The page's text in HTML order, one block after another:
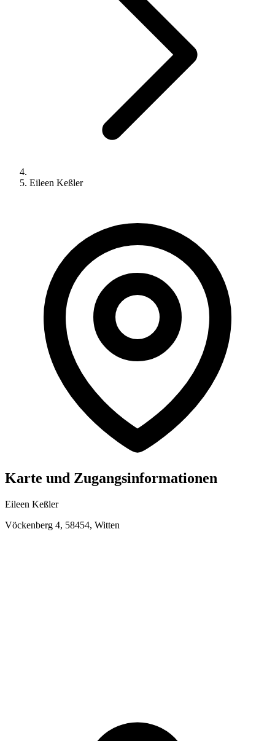
Eileen Keßler
Karte und Zugangsinformationen
Eileen Keßler
Vöckenberg 4, 58454, Witten